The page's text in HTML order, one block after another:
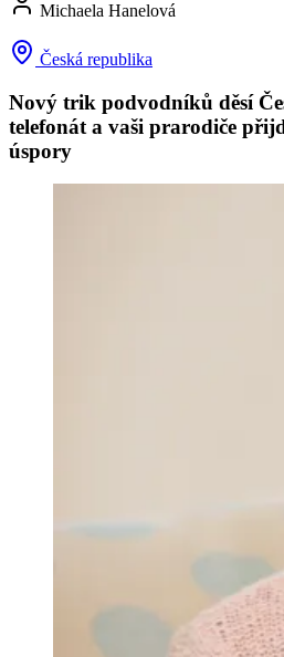
Michaela Hanelová
Česká republika
Nový trik podvodníků děsí
telefonát a vaši prarodiče
úspory